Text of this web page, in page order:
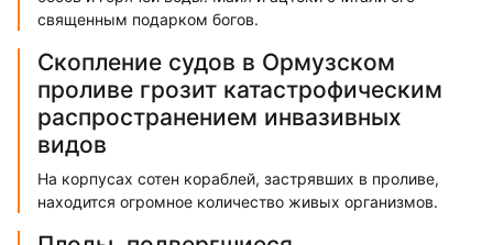
священным подарком богов.
Скопление судов в Ормузском
проливе грозит катастрофическим
распространением инвазивных
видов
На корпусах сотен кораблей, застрявших в проливе,
находится огромное количество живых организмов.